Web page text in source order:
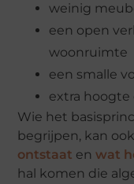
weinig
een open
woonruimte
een smalle
extra hoogte
Wie het
begrijpen, kan
ontstaat enwat
hal komen die